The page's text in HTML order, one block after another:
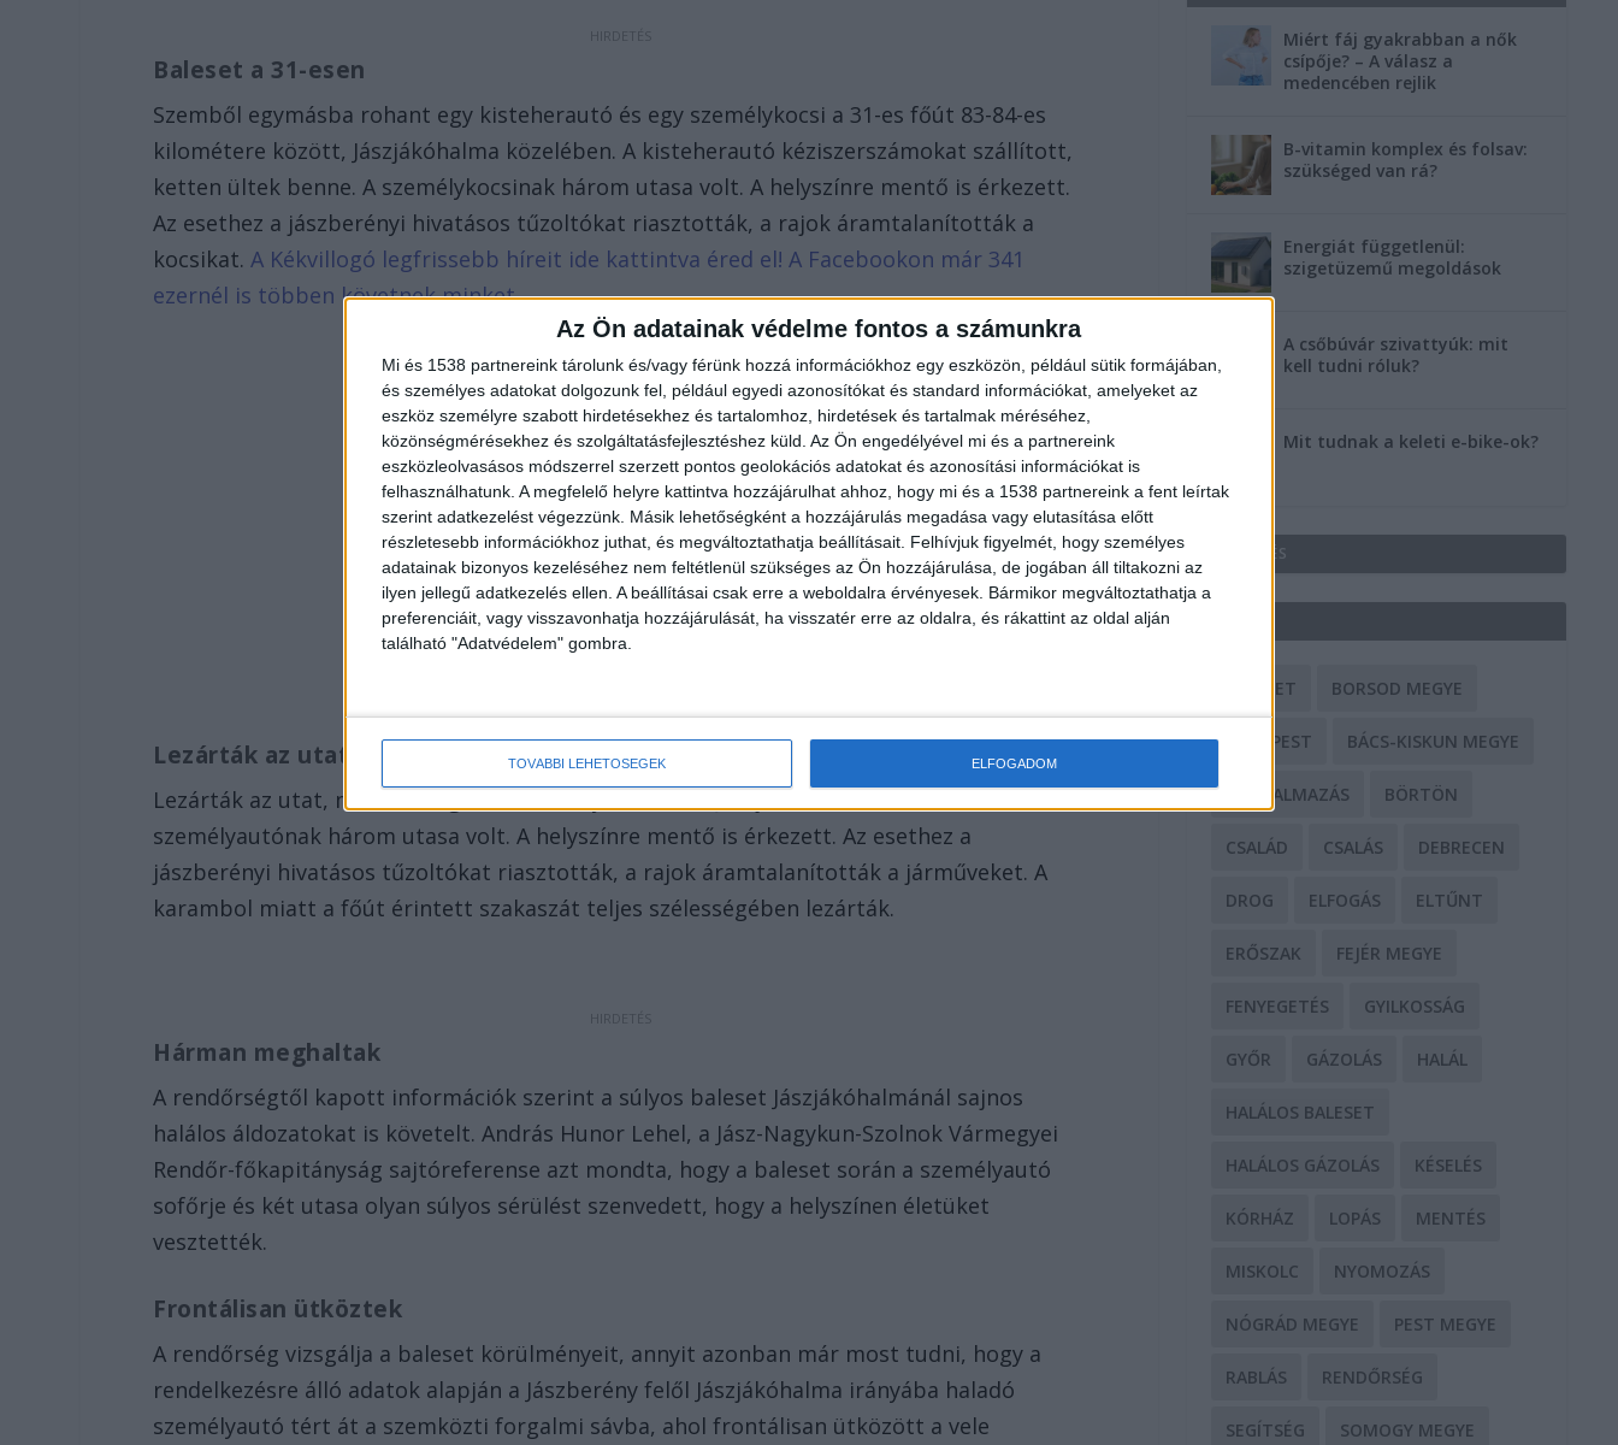
Az Ön adatainak védelme fontos a számunkra
Mi és 1538 partnereink tárolunk és/vagy férünk hozzá információkhoz egy eszközön, például sütik formájában,
és személyes adatokat dolgozunk fel, például egyedi azonosítókat és standard információkat, amelyeket az
eszköz személyre szabott hirdetésekhez és tartalomhoz, hirdetések és tartalmak méréséhez,
közönségmérésekhez és szolgáltatásfejlesztéshez küld. Az Ön engedélyével mi és a partnereink
eszközleolvasásos módszerrel szerzett pontos geolokációs adatokat és azonosítási információkat is
felhasználhatunk. A megfelelő helyre kattintva hozzájárulhat ahhoz, hogy mi és a 1538 partnereink a fent leírtak
szerint adatkezelést végezzünk. Másik lehetőségként a hozzájárulás megadása vagy elutasítása előtt
részletesebb információkhoz juthat, és megváltoztathatja beállításait. Felhívjuk figyelmét, hogy személyes
adatainak bizonyos kezeléséhez nem feltétlenül szükséges az Ön hozzájárulása, de jogában áll tiltakozni az
ilyen jellegű adatkezelés ellen. A beállításai csak erre a weboldalra érvényesek. Bármikor megváltoztathatja a
preferenciáit, vagy visszavonhatja hozzájárulását, ha visszatér erre az oldalra, és rákattint az oldal alján
található "Adatvédelem" gombra.
TOVÁBBI LEHETŐSÉGEK ELFOGADOM
Baleset a 31-esen
Szemből egymásba rohant egy kisteherautó és egy személykocsi a 31-es főút 83-84-es
kilométere között, Jászjákóhalma közelében. A kisteherautó kéziszerszámokat szállított,
ketten ültek benne. A személykocsinak három utasa volt. A helyszínre mentő is érkezett.
Az esethez a jászberényi hivatásos tűzoltókat riasztották, a rajok áramtalanították a
kocsikat.A Kékvillogó legfrissebb híreit ide kattintva éred el! A Facebookon már 341
ezernél is többen követnek minket.
Lezárták az utat
Lezárták az utat, miután megtörtént a súlyos baleset Jászjákóhalmánál. A
személyautónak három utasa volt. A helyszínre mentő is érkezett. Az esethez a
jászberényi hivatásos tűzoltókat riasztották, a rajok áramtalanították a járműveket. A
karambol miatt a főút érintett szakaszát teljes szélességében lezárták.
Hárman meghaltak
A rendőrségtől kapott információk szerint a súlyos baleset Jászjákóhalmánál sajnos
halálos áldozatokat is követelt. András Hunor Lehel, a Jász-Nagykun-Szolnok Vármegyei
Rendőr-főkapitányság sajtóreferense azt mondta, hogy a baleset során a személyautó
sofőrje és két utasa olyan súlyos sérülést szenvedett, hogy a helyszínen életüket
vesztették.
Frontálisan ütköztek
A rendőrség vizsgálja a baleset körülményeit, annyit azonban már most tudni, hogy a
rendelkezésre álló adatok alapján a Jászberény felől Jászjákóhalma irányába haladó
személyautó tért át a szemközti forgalmi sávba, ahol frontálisan ütközött a vele
Miért fáj gyakrabban a nők
csípője? – A válasz a
medencében rejlik
B-vitamin komplex és folsav:
szükséged van rá?
Energiát függetlenül:
szigetüzemű megoldások
A csőbúvár szivattyúk: mit
kell tudni róluk?
Mit tudnak a keleti e-bike-ok?
HIRDETÉS
BALESET BORSOD MEGYE
BUDAPEST BÁCS-KISKUN MEGYE
BÁNTALMAZÁS BÖRTÖN
CSALÁD CSALÁS DEBRECEN
DROG ELFOGÁS ELTŰNT
ERŐSZAK FEJÉR MEGYE
FENYEGETÉS GYILKOSSÁG
GYŐR GÁZOLÁS HALÁL
HALÁLOS BALESET
HALÁLOS GÁZOLÁS KÉSELÉS
KÓRHÁZ LOPÁS MENTÉS
MISKOLC NYOMOZÁS
NÓGRÁD MEGYE PEST MEGYE
RABLÁS RENDŐRSÉG
SEGÍTSÉG SOMOGY MEGYE